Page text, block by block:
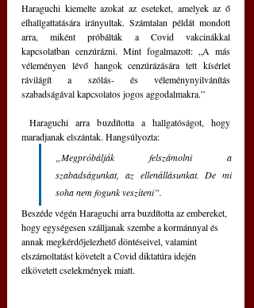
Haraguchi kiemelte azokat az eseteket, amelyek az ő
elhallgattatására irányultak. Számtalan példát mondott
arra, miként próbálták a Covid vakcinákkal
kapcsolatban cenzúrázni. Mint fogalmazott: „A más
véleményen lévő hangok cenzúrázására tett kísérlet
rávilágít a szólás- és véleménynyilvánítás
szabadságával kapcsolatos jogos aggodalmakra.”
Haraguchi arra buzdította a hallgatóságot, hogy
maradjanak elszántak. Hangsúlyozta:
„Megpróbálják felszámolni a
szabadságunkat, az ellenállásunkat. De mi
soha nem fogunk veszíteni”.
Beszéde végén Haraguchi arra buzdította az embereket,
hogy egységesen szálljanak szembe a kormánnyal és
annak megkérdőjelezhető döntéseivel, valamint
elszámoltatást követelt a Covid diktatúra idején
elkövetett cselekmények miatt.